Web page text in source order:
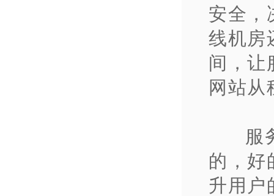
安全，
线机房
间，让
网站从
服
的， 好
升用户